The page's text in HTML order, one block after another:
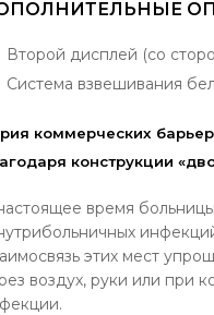
Второй дисплей (со
Система взвешивания
коммерческих
конструкции
время
этих мест
воздух, руки или при